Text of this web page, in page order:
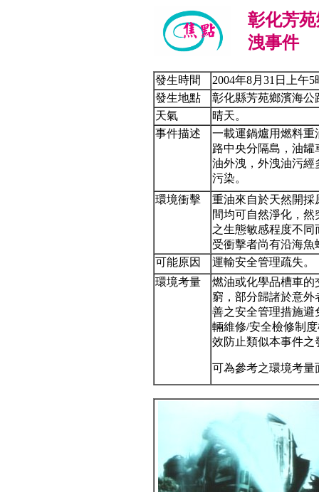
彰化芳
洩事件
發生時間
2004年8月31日上午
發生地點
彰化縣芳苑鄉濱海公
天氣
晴天。
事件描述
一載運鍋爐用燃料重
路中央分隔島，油
油外洩，外洩油污經
污染。
環境衝擊
重油來自於天然開採
間均可自然淨化，
之生態敏感程度不
受衝擊者尚有沿海
可能原因
運輸安全管理疏失。
環境考量
燃油或化學品槽車的
窮，部分歸諸於意外
善之安全管理措施避
輛維修/安全檢修制
效防止類似本事件之
可為參考之環境考量